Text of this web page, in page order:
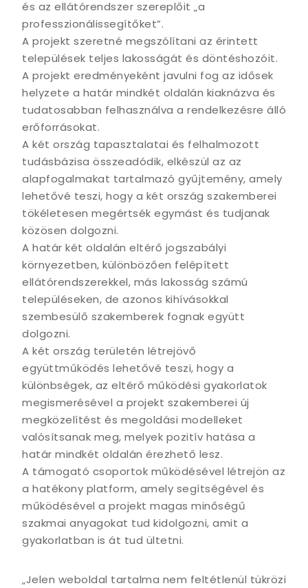
és az ellátórendszer szereplőit „a
professzionálissegítőket”.
A projekt szeretné megszólítani az érintett
települések teljes lakosságát és döntéshozóit.
A projekt eredményeként javulni fog az idősek
helyzete a határ mindkét oldalán kiaknázva és
tudatosabban felhasználva a rendelkezésre álló
erőforrásokat.
A két ország tapasztalatai és felhalmozott
tudásbázisa összeadódik, elkészül az az
alapfogalmakat tartalmazó gyűjtemény, amely
lehetővé teszi, hogy a két ország szakemberei
tökéletesen megértsék egymást és tudjanak
közösen dolgozni.
A határ két oldalán eltérő jogszabályi
környezetben, különbözően felépített
ellátórendszerekkel, más lakosság számú
településeken, de azonos kihívásokkal
szembesülő szakemberek fognak együtt
dolgozni.
A két ország területén létrejövő
együttműködés lehetővé teszi, hogy a
különbségek, az eltérő működési gyakorlatok
megismerésével a projekt szakemberei új
megközelítést és megoldási modelleket
valósítsanak meg, melyek pozitív hatása a
határ mindkét oldalán érezhető lesz.
A támogató csoportok működésével létrejön az
a hatékony platform, amely segítségével és
működésével a projekt magas minőségű
szakmai anyagokat tud kidolgozni, amit a
gyakorlatban is át tud ültetni.
„Jelen weboldal tartalma nem feltétlenül tükrözi